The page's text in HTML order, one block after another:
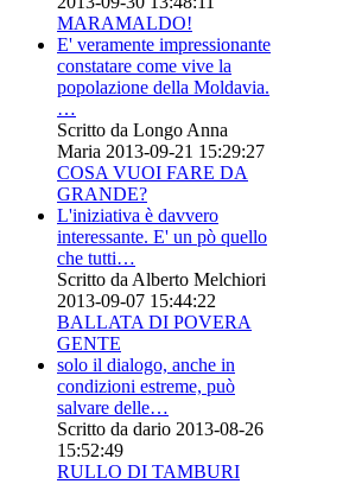
MARAMALDO!
E' veramente impressionante
constatare come vive la
popolazione della Moldavia.
…
Scritto da Longo Anna
Maria 2013-09-21 15:29:27
COSA VUOI FARE DA
GRANDE?
L'iniziativa è davvero
interessante. E' un pò quello
che tutti…
Scritto da Alberto Melchiori
2013-09-07 15:44:22
BALLATA DI POVERA
GENTE
solo il dialogo, anche in
condizioni estreme, può
salvare delle…
Scritto da dario 2013-08-26
15:52:49
RULLO DI TAMBURI